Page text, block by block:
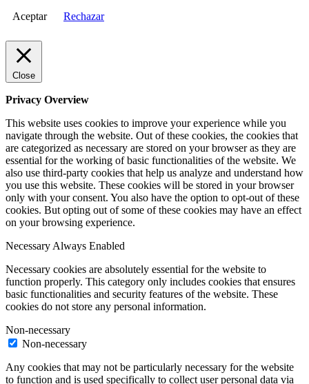
Aceptar Rechazar
Close
Privacy Overview
This website uses cookies to improve your experience while you
navigate through the website. Out of these cookies, the cookies that
are categorized as necessary are stored on your browser as they are
essential for the working of basic functionalities of the website. We
also use third-party cookies that help us analyze and understand how
you use this website. These cookies will be stored in your browser
only with your consent. You also have the option to opt-out of these
cookies. But opting out of some of these cookies may have an effect
on your browsing experience.
Necessary Always Enabled
Necessary cookies are absolutely essential for the website to
function properly. This category only includes cookies that ensures
basic functionalities and security features of the website. These
cookies do not store any personal information.
Non-necessary
Non-necessary
Any cookies that may not be particularly necessary for the website
to function and is used specifically to collect user personal data via